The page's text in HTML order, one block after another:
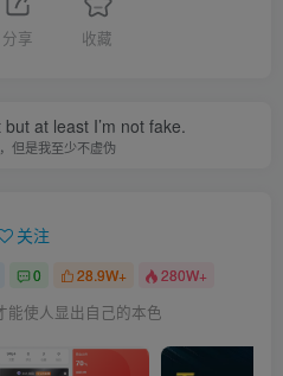
分享 收藏
at least I’m not fake.
但是我至少不虚伪
关注
0 28.9W+ 280W+
能使人显出自己的本色